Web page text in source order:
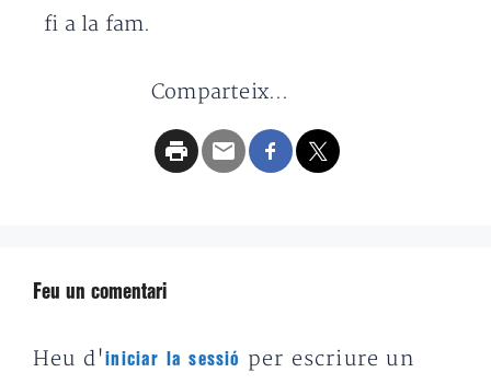
fi a la fam.
Comparteix...
Feu un comentari
Heu d'iniciar la sessió
per escriure un